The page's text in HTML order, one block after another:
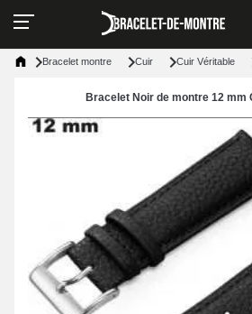
Bracelet montre Cuir Cuir Véritable
Bracelet Noir de montre 12 mm